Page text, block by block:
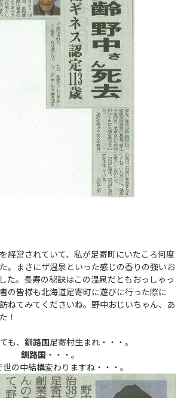
経営されていて、私が足寄町にいたころ何度
。まさにザ温泉といった感じの香りの強いお
た。長寿の秘訣はこの温泉だともおっしゃっ
の皆様も北海道足寄町に遊びに行った際に
ねてみてくださいね。野中おじいちゃん、あ
！
も、釧路国足寄村生まれ・・・。
釧路国 ・・・。
の中結構変わりますね・・・。